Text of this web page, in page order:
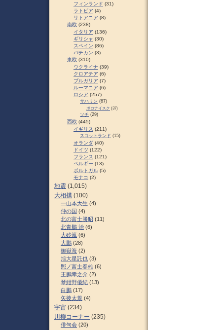
フィンランド (31)
ラトビア (4)
リトアニア (8)
南欧 (238)
イタリア (136)
ギリシャ (30)
スペイン (86)
バチカン (3)
東欧 (310)
ウクライナ (39)
クロアチア (6)
ブルガリア (7)
ルーマニア (6)
ロシア (257)
サハリン (67)
ポロナイスク (37)
ソチ (29)
西欧 (445)
イギリス (211)
スコットランド (15)
オランダ (40)
ドイツ (122)
フランス (121)
ベルギー (13)
ポルトガル (5)
モナコ (2)
地震 (1,015)
大相撲 (100)
一山本大生 (4)
仲の国 (4)
北の富士勝昭 (11)
北青鵬 治 (6)
大砂嵐 (6)
大鵬 (28)
御嶽海 (2)
旭大星託也 (3)
照ノ富士春雄 (6)
王鵬幸之介 (2)
琴紺野優紀 (13)
白鵬 (17)
矢後太規 (4)
宇宙 (234)
川柳コーナー (235)
俳句会 (20)